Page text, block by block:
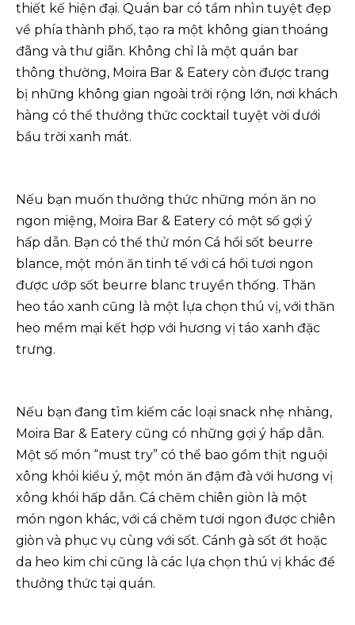
thiết kế hiện đại. Quán bar có tầm nhìn tuyệt đẹp
về phía thành phố, tạo ra một không gian thoáng
đãng và thư giãn. Không chỉ là một quán bar
thông thường, Moira Bar & Eatery còn được trang
bị những không gian ngoài trời rộng lớn, nơi khách
hàng có thể thưởng thức cocktail tuyệt vời dưới
bầu trời xanh mát.
Nếu bạn muốn thưởng thức những món ăn no
ngon miệng, Moira Bar & Eatery có một số gợi ý
hấp dẫn. Bạn có thể thử món Cá hồi sốt beurre
blance, một món ăn tinh tế với cá hồi tươi ngon
được ướp sốt beurre blanc truyền thống. Thăn
heo táo xanh cũng là một lựa chọn thú vị, với thăn
heo mềm mại kết hợp với hương vị táo xanh đặc
trưng.
Nếu bạn đang tìm kiếm các loại snack nhẹ nhàng,
Moira Bar & Eatery cũng có những gợi ý hấp dẫn.
Một số món “must try” có thể bao gồm thịt nguội
xông khói kiểu ý, một món ăn đậm đà với hương vị
xông khói hấp dẫn. Cá chẽm chiên giòn là một
món ngon khác, với cá chẽm tươi ngon được chiên
giòn và phục vụ cùng với sốt. Cánh gà sốt ớt hoặc
da heo kim chi cũng là các lựa chọn thú vị khác để
thưởng thức tại quán.